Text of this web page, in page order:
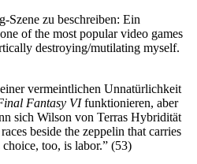
Szene zu beschreiben: Ein
of the most popular video games
destroying/mutilating myself.
vermeintlichen Unnatürlichkeit
Fantasy VIfunktionieren, aber
sich Wilson von Terras Hybridität
beside the zeppelin that carries
too, is labor.” (53)